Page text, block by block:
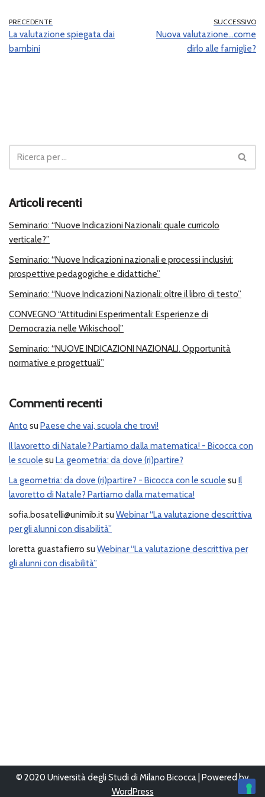
PRECEDENTE
La valutazione spiegata dai
bambini
SUCCESSIVO
Nuova valutazione…come
dirlo alle famiglie?
Articoli recenti
Seminario: “Nuove Indicazioni Nazionali: quale curricolo
verticale?”
Seminario: “Nuove Indicazioni nazionali e processi inclusivi:
prospettive pedagogiche e didattiche”
Seminario: “Nuove Indicazioni Nazionali: oltre il libro di testo”
CONVEGNO “Attitudini Esperimentali: Esperienze di
Democrazia nelle Wikischool”
Seminario: “NUOVE INDICAZIONI NAZIONALI. Opportunità
normative e progettuali”
Commenti recenti
Anto su Paese che vai, scuola che trovi!
Il lavoretto di Natale? Partiamo dalla matematica! - Bicocca con
le scuole su La geometria: da dove (ri)partire?
La geometria: da dove (ri)partire? - Bicocca con le scuole su Il
lavoretto di Natale? Partiamo dalla matematica!
sofia.bosatelli@unimib.itsu Webinar “La valutazione descrittiva
per gli alunni con disabilità”
loretta guastafierro su Webinar “La valutazione descrittiva per
gli alunni con disabilità”
© 2020 Università degli Studi di Milano Bicocca | Powered by
WordPress